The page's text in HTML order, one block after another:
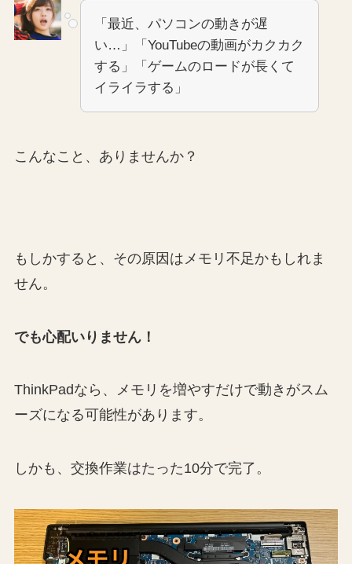
「最近、パソコンの動きが遅
い…」「YouTubeの動画がカクカク
する」「ゲームのロードが長くて
イライラする」
こんなこと、ありませんか？
もしかすると、その原因はメモリ不足かもしれま
せん。
でも心配いりません！
ThinkPadなら、メモリを増やすだけで動きがスム
ーズになる可能性があります。
しかも、交換作業はたった10分で完了。